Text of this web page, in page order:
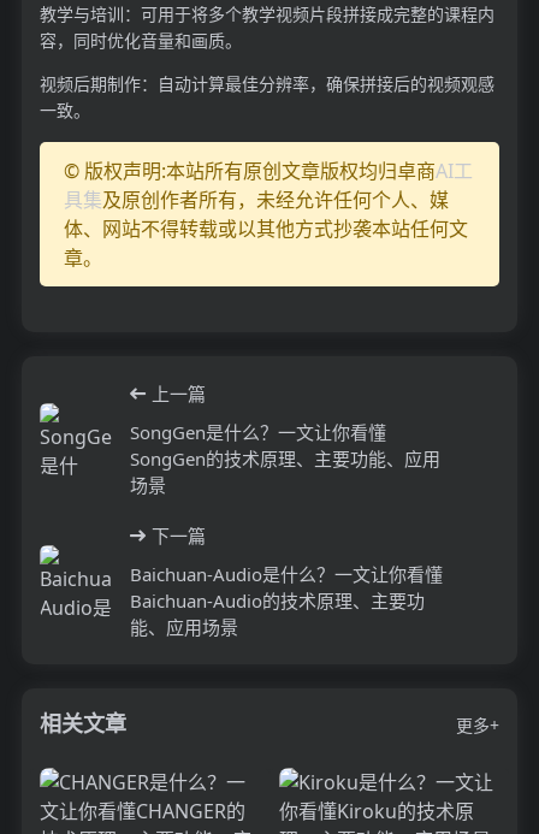
教学与培训：可用于将多个教学视频片段拼接成完整的课程内
容，同时优化音量和画质。
视频后期制作：自动计算最佳分辨率，确保拼接后的视频观感
一致。
© 版权声明:本站所有原创文章版权均归卓商AI工
具集及原创作者所有，未经允许任何个人、媒
体、网站不得转载或以其他方式抄袭本站任何文
章。
上一篇
SongGen是什么？一文让你看懂
SongGen的技术原理、主要功能、应用
场景
下一篇
Baichuan-Audio是什么？一文让你看懂
Baichuan-Audio的技术原理、主要功
能、应用场景
相关文章 更多+